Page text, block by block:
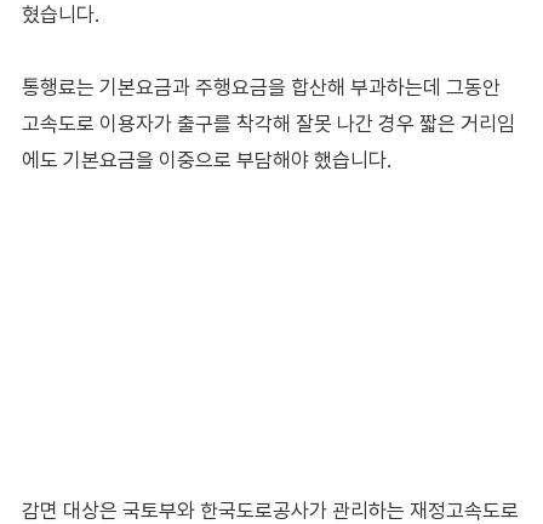
혔습니다.
통행료는 기본요금과 주행요금을 합산해 부과하는데 그동안
고속도로 이용자가 출구를 착각해 잘못 나간 경우 짧은 거리임
에도 기본요금을 이중으로 부담해야 했습니다.
감면 대상은 국토부와 한국도로공사가 관리하는 재정고속도로